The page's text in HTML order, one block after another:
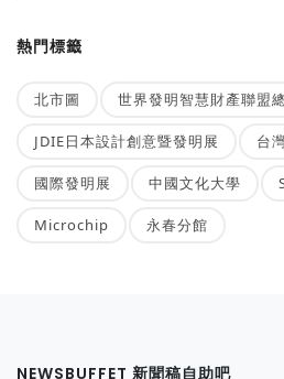
熱門標籤
北市圖 世界發明智慧財產聯盟
JDIE日本設計創意暨發明展 台
國際發明展 中國文化大學
Microchip 永春分館
NEWSBUFFET 新聞稿自助吧